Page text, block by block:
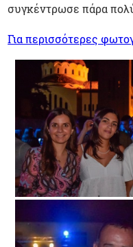
συγκέντρωσε πάρα
Για περισσότερες